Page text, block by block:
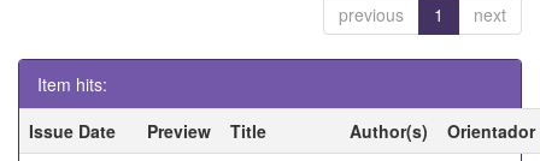
previous 1 next
Item hits:
Issue Date
Preview Title Author(s)
Orientador